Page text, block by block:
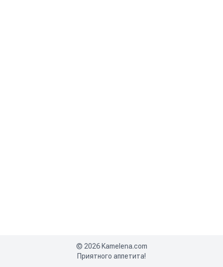
© 2026 Kamelena.com
Приятного аппетита!